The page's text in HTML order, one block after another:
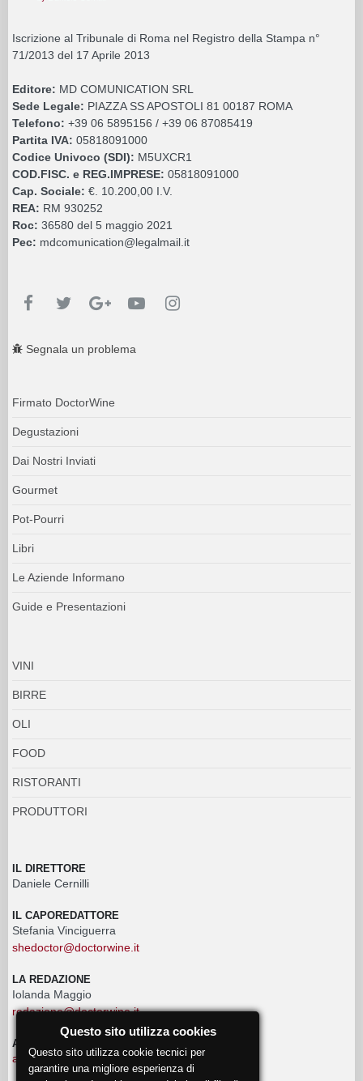
Iscrizione al Tribunale di Roma nel Registro della Stampa n°
71/2013 del 17 Aprile 2013
Editore: MD COMUNICATION SRL
Sede Legale: PIAZZA SS APOSTOLI 81 00187 ROMA
Telefono: +39 06 5895156 / +39 06 87085419
Partita IVA: 05818091000
Codice Univoco (SDI): M5UXCR1
COD.FISC. e REG.IMPRESE: 05818091000
Cap. Sociale: €. 10.200,00 I.V.
REA: RM 930252
Roc: 36580 del 5 maggio 2021
Pec: mdcomunication@legalmail.it
Segnala un problema
Firmato DoctorWine
Degustazioni
Dai Nostri Inviati
Gourmet
Pot-Pourri
Libri
Le Aziende Informano
Guide e Presentazioni
VINI
BIRRE
OLI
FOOD
RISTORANTI
PRODUTTORI
IL DIRETTORE
Daniele Cernilli
IL CAPOREDATTORE
Stefania Vinciguerra
shedoctor@doctorwine.it
LA REDAZIONE
Iolanda Maggio
redazione@doctorwine.it
ADVERTISING
advertising@doctorwine.it
Questo sito utilizza cookies
Questo sito utilizza cookie tecnici per
garantire una migliore esperienza di